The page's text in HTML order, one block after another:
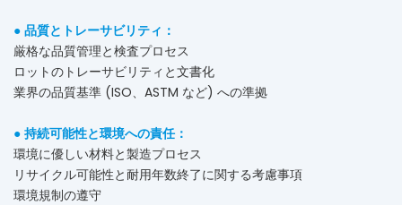
● 品質とトレーサビリティ：
厳格な品質管理と検査プロセス
ロットのトレーサビリティと文書化
業界の品質基準 (ISO、ASTM など) への準拠
● 持続可能性と環境への責任：
環境に優しい材料と製造プロセス
リサイクル可能性と耐用年数終了に関する考慮事項
環境規制の遵守